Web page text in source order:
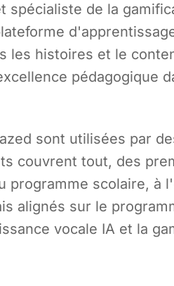
spécialiste de la
les histoires et le
pédagogique
sont utilisées par
couvrent tout, des
programme scolaire, à
alignés sur le
vocale IA et la